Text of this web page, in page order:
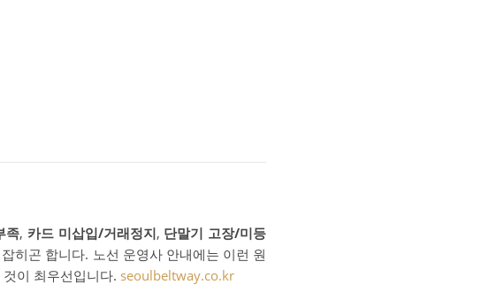
족, 카드 미삽입/거래정지, 단말기 고장/미등
히곤 합니다. 노선 운영사 안내에는 이런 원
이 최우선입니다. seoulbeltway.co.kr